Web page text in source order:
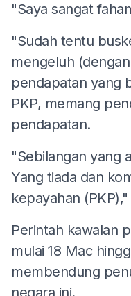
"Saya sangat
"Sudah tentu
mengeluh
pendapatan yang
PKP, memang
pendapatan.
"Sebilangan yang
Yang tiada dan
kepayahan
Perintah kawalan
mulai 18 Mac
membendung